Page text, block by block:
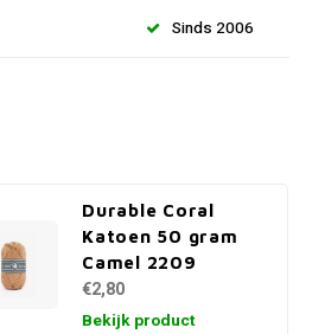
Sinds 2006
Durable Coral
Katoen 50 gram
Camel 2209
€2,80
Bekijk product